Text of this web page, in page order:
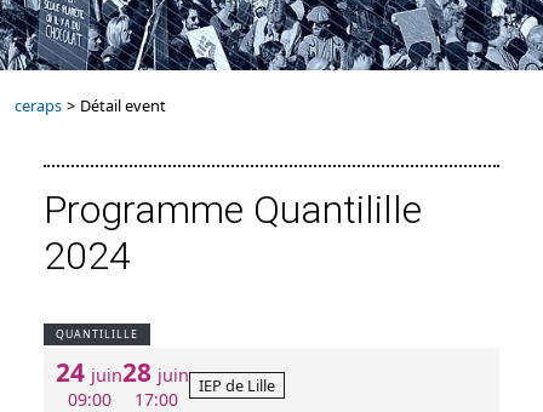
ceraps > Détail event
Programme Quantilille
2024
QUANTILILLE
24 juin
09:00
28 juin
17:00
IEP de Lille